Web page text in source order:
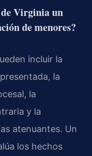
de Virginia un
de menores?
incluir la
la
la
y la
atenuantes. Un
los hechos